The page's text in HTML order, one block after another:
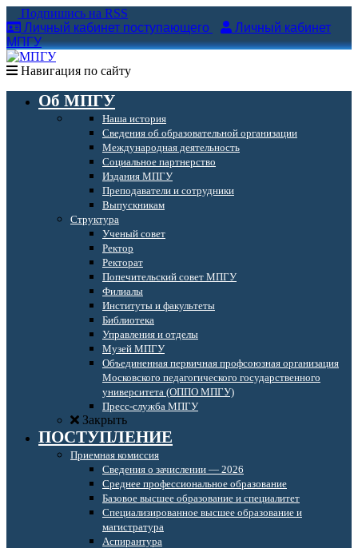
Подпишись на RSS
Личный кабинет поступающего
Личный кабинет
МПГУ
Навигация по сайту
Об МПГУ
Наша история
Сведения об образовательной организации
Международная деятельность
Социальное партнерство
Издания МПГУ
Преподаватели и сотрудники
Выпускникам
Структура
Ученый совет
Ректор
Ректорат
Попечительский совет МПГУ
Филиалы
Институты и факультеты
Библиотека
Управления и отделы
Музей МПГУ
Объединенная первичная профсоюзная организация
Московского педагогического государственного
университета (ОППО МПГУ)
Пресс-служба МПГУ
Закрыть
ПОСТУПЛЕНИЕ
Приемная комиссия
Сведения о зачислении — 2026
Среднее профессиональное образование
Базовое высшее образование и специалитет
Специализированное высшее образование и
магистратура
Аспирантура